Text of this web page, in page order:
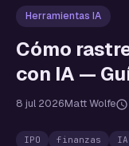
Herramientas IA
Cómo
con IA —
8 jul 2026Matt Wolfe
IPO finanzas IA